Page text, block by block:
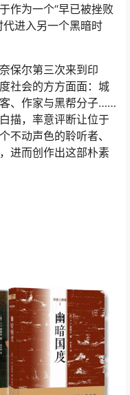
作为一个“早已被挫败
进入另一个黑暗时
保尔第三次来到印
社会的方方面面：城
、作家与黑帮分子……
描，率意评断让位于
不动声色的聆听者、
进而创作出这部朴素